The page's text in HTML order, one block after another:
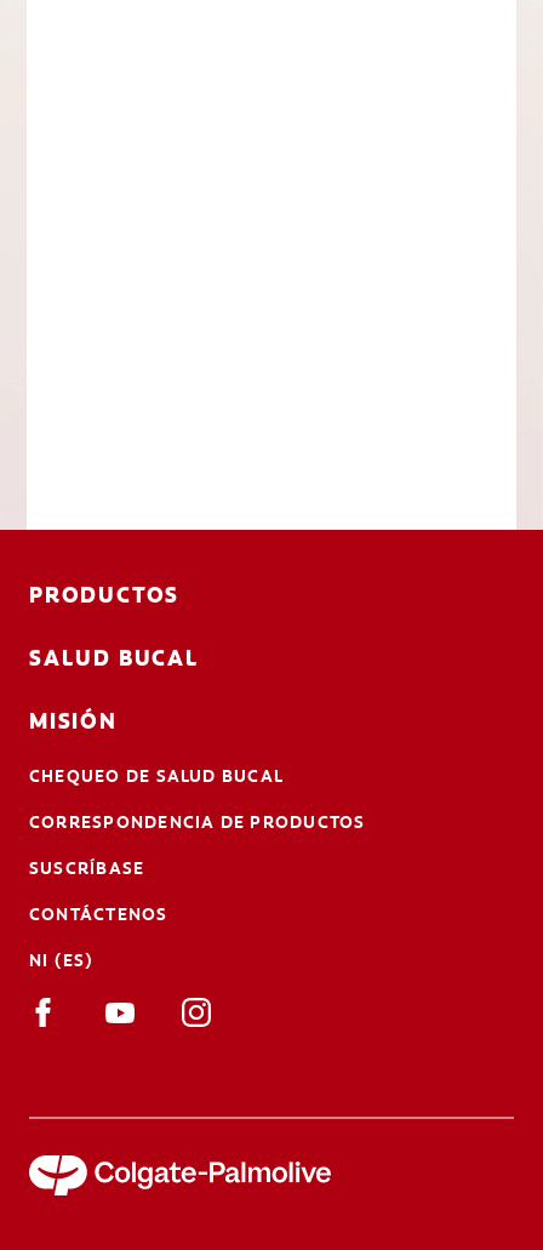
PRODUCTOS
SALUD BUCAL
MISIÓN
CHEQUEO DE SALUD BUCAL
CORRESPONDENCIA DE PRODUCTOS
SUSCRÍBASE
CONTÁCTENOS
NI (ES)